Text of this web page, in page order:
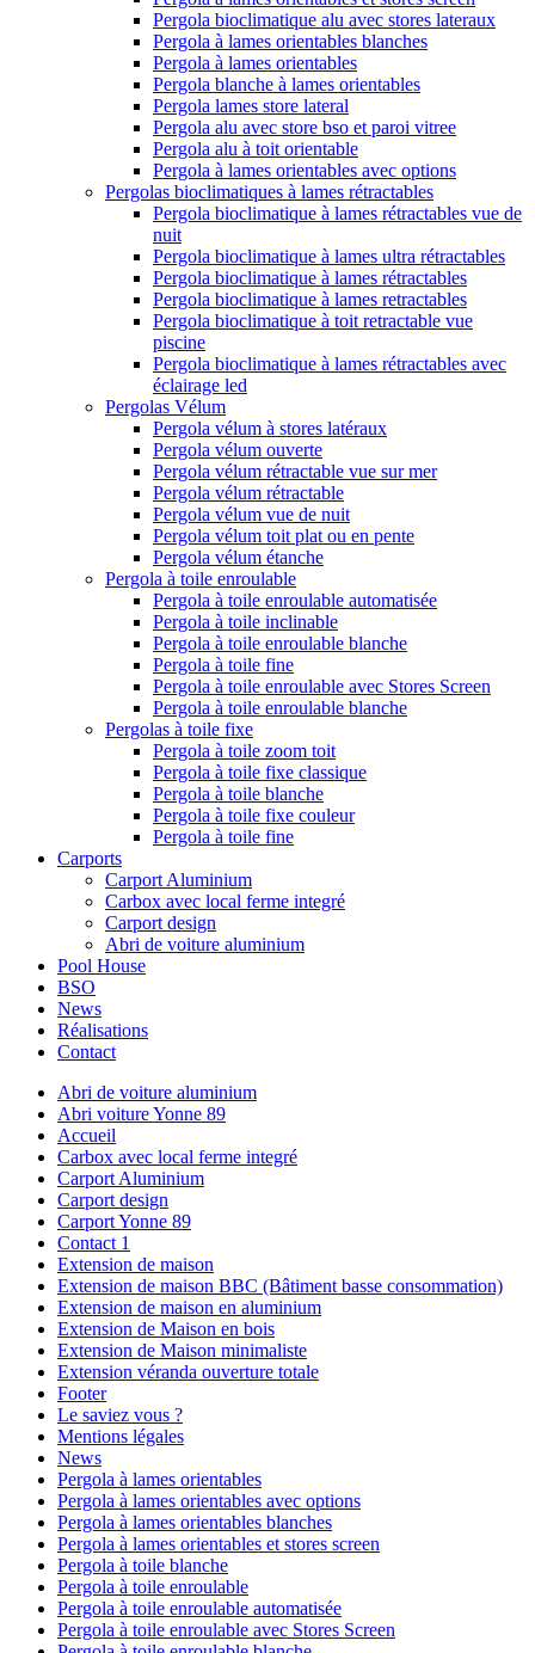
Pergola bioclimatique alu avec stores lateraux
Pergola à lames orientables blanches
Pergola à lames orientables
Pergola blanche à lames orientables
Pergola lames store lateral
Pergola alu avec store bso et paroi vitree
Pergola alu à toit orientable
Pergola à lames orientables avec options
Pergolas bioclimatiques à lames rétractables
Pergola bioclimatique à lames rétractables vue de
nuit
Pergola bioclimatique à lames ultra rétractables
Pergola bioclimatique à lames rétractables
Pergola bioclimatique à lames retractables
Pergola bioclimatique à toit retractable vue
piscine
Pergola bioclimatique à lames rétractables avec
éclairage led
Pergolas Vélum
Pergola vélum à stores latéraux
Pergola vélum ouverte
Pergola vélum rétractable vue sur mer
Pergola vélum rétractable
Pergola vélum vue de nuit
Pergola vélum toit plat ou en pente
Pergola vélum étanche
Pergola à toile enroulable
Pergola à toile enroulable automatisée
Pergola à toile inclinable
Pergola à toile enroulable blanche
Pergola à toile fine
Pergola à toile enroulable avec Stores Screen
Pergola à toile enroulable blanche
Pergolas à toile fixe
Pergola à toile zoom toit
Pergola à toile fixe classique
Pergola à toile blanche
Pergola à toile fixe couleur
Pergola à toile fine
Carports
Carport Aluminium
Carbox avec local ferme integré
Carport design
Abri de voiture aluminium
Pool House
BSO
News
Réalisations
Contact
Abri de voiture aluminium
Abri voiture Yonne 89
Accueil
Carbox avec local ferme integré
Carport Aluminium
Carport design
Carport Yonne 89
Contact 1
Extension de maison
Extension de maison BBC (Bâtiment basse consommation)
Extension de maison en aluminium
Extension de Maison en bois
Extension de Maison minimaliste
Extension véranda ouverture totale
Footer
Le saviez vous ?
Mentions légales
News
Pergola à lames orientables
Pergola à lames orientables avec options
Pergola à lames orientables blanches
Pergola à lames orientables et stores screen
Pergola à toile blanche
Pergola à toile enroulable
Pergola à toile enroulable automatisée
Pergola à toile enroulable avec Stores Screen